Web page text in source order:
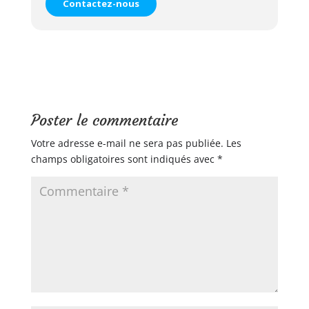
département de l’Isère et Grenoble Alpes
Contactez-nous
Poster le commentaire
Votre adresse e-mail ne sera pas publiée. Les
champs obligatoires sont indiqués avec *